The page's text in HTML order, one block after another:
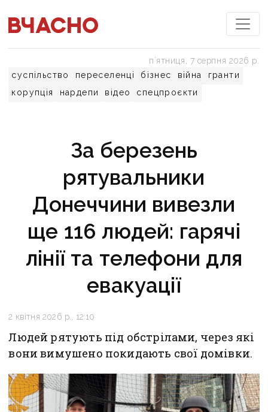
суспільство переселенці бізнес війна
гранти
корупція
нардепи відео спецпроєкти
пʼятниця, 7 серпня 2026 р.
За березень
рятувальники
Донеччини вивезли
ще 116 людей: гарячі
лінії та телефони для
евакуації
2 квітня 2026 р., 12:10
Людей рятують під обстрілами, через які
вони вимушено покидають свої домівки.